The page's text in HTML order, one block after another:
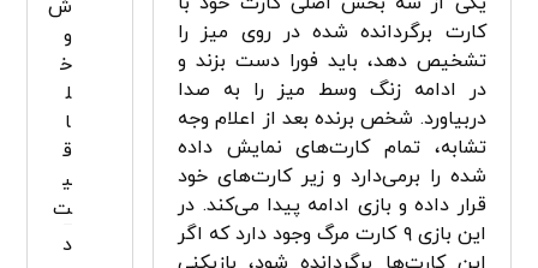
کارت برگردانده شده در روی میز را
تشخیص دهد، باید فورا دست بزند و
در ادامه زنگ وسط میز را به صدا
دربیاورد. شخص برنده بعد از اعلام وجه
تشابه، تمام کارت‌های نمایش داده
شده را برمی‌­دارد و زیر کارت‌های خود
قرار داده و بازی ادامه پیدا می­‌کند. در
این بازی ۹ کارت مرگ وجود دارد که اگر
ش
و
خ
ل
ا
ق
ی
ت
د